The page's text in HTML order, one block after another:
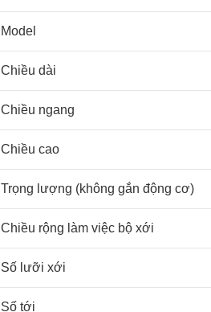
Model
Chiều dài
Chiều ngang
Chiều cao
Trọng lượng (không gắn động cơ)
Chiều rộng làm việc bộ xới
Số lưỡi xới
Số tới